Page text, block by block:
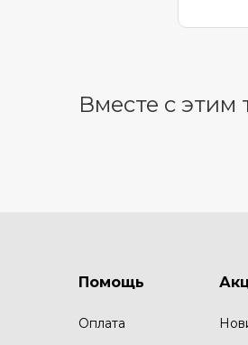
Вместе с этим
Помощь
Оплата